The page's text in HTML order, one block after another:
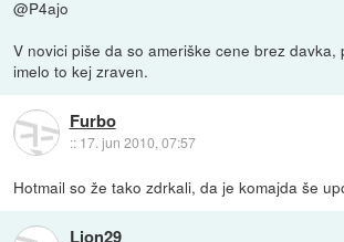
@P4ajo
V novici piše da so ameriške cene brez davka,
imelo to kej zraven.
Furbo
:: 17. jun 2010, 07:57
Hotmail so že tako zdrkali, da je komajda še
Lion29